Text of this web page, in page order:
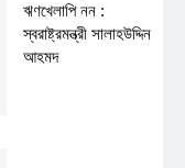
ঋণখেলাপি নন :
স্বরাষ্ট্রমন্ত্রী সালাহউদ্দিন
আহমদ